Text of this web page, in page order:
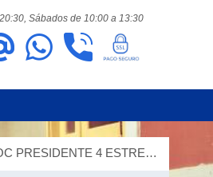
Sábados de 10:00 a 13:30
ROC PRESIDENTE 4 ESTRELLAS